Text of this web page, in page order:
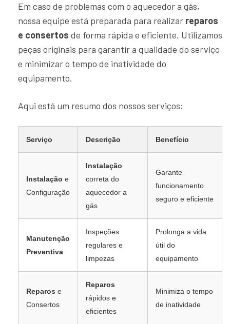
Em caso de problemas com o aquecedor a gás,
nossa equipe está preparada para realizar reparos
e consertos de forma rápida e eficiente. Utilizamos
peças originais para garantir a qualidade do serviço
e minimizar o tempo de inatividade do
equipamento.
Aqui está um resumo dos nossos serviços:
Serviço Descrição Benefício
Instalação e
Configuração
Instalação
correta do
aquecedor a
gás
Garante
funcionamento
seguro e eficiente
Manutenção
Preventiva
Inspeções
regulares e
limpezas
Prolonga a vida
útil do
equipamento
Reparos e
Consertos
Reparos
rápidos e
eficientes
Minimiza o tempo
de inatividade